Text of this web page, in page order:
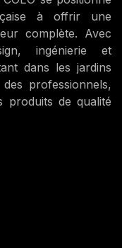
à offrir une
complète. Avec
ingénierie et
dans les jardins
professionnels,
produits de qualité